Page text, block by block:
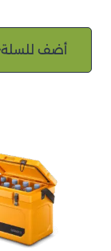
أضف للسلة